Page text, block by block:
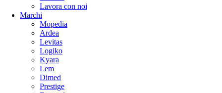
Lavora con noi
Marchi
Mopedia
Ardea
Levitas
Logiko
Kyara
Lem
Dimed
Prestige